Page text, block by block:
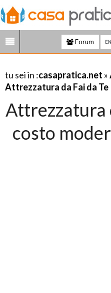
Forum
tu sei in :casapratica.net »
Attrezzatura da Fai da Te
Attrezzatura
costo